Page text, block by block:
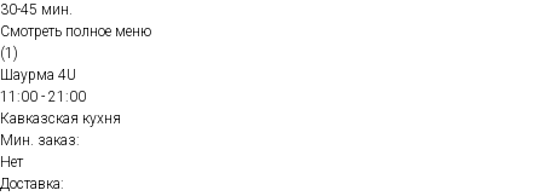
30-45 мин.
Смотреть полное меню
(1)
Шаурма 4U
11:00 - 21:00
Кавказская кухня
Мин. заказ:
Нет
Доставка: